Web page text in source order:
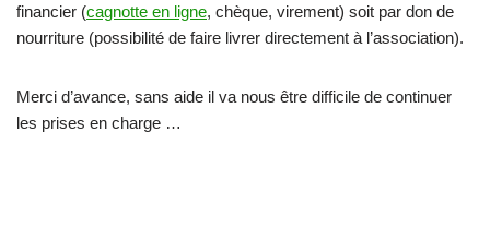
financier (cagnotte en ligne, chèque, virement) soit par don de
nourriture (possibilité de faire livrer directement à l’association).
Merci d’avance, sans aide il va nous être difficile de continuer
les prises en charge …